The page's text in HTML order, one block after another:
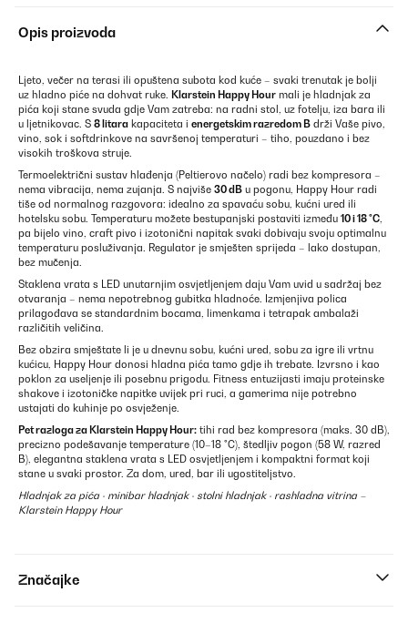
Opis proizvoda
Ljeto, večer na terasi ili opuštena subota kod kuće – svaki trenutak je bolji
uz hladno piće na dohvat ruke. Klarstein Happy Hour mali je hladnjak za
pića koji stane svuda gdje Vam zatreba: na radni stol, uz fotelju, iza bara ili
u ljetnikovac. S 8 litara kapaciteta i energetskim razredom B drži Vaše pivo,
vino, sok i softdrinkove na savršenoj temperaturi – tiho, pouzdano i bez
visokih troškova struje.
Termoelektrični sustav hlađenja (Peltierovo načelo) radi bez kompresora –
nema vibracija, nema zujanja. S najviše 30 dB u pogonu, Happy Hour radi
tiše od normalnog razgovora: idealno za spavaću sobu, kućni ured ili
hotelsku sobu. Temperaturu možete bestupanjski postaviti između 10 i 18 °C,
pa bijelo vino, craft pivo i izotonični napitak svaki dobivaju svoju optimalnu
temperaturu posluživanja. Regulator je smješten sprijeda – lako dostupan,
bez mučenja.
Staklena vrata s LED unutarnjim osvjetljenjem daju Vam uvid u sadržaj bez
otvaranja – nema nepotrebnog gubitka hladnoće. Izmjenjiva polica
prilagođava se standardnim bocama, limenkama i tetrapak ambalaži
različitih veličina.
Bez obzira smještate li je u dnevnu sobu, kućni ured, sobu za igre ili vrtnu
kućicu, Happy Hour donosi hladna pića tamo gdje ih trebate. Izvrsno i kao
poklon za useljenje ili posebnu prigodu. Fitness entuzijasti imaju proteinske
shakove i izotoničke napitke uvijek pri ruci, a gamerima nije potrebno
ustajati do kuhinje po osvježenje.
Pet razloga za Klarstein Happy Hour: tihi rad bez kompresora (maks. 30 dB),
precizno podešavanje temperature (10–18 °C), štedljiv pogon (58 W, razred
B), elegantna staklena vrata s LED osvjetljenjem i kompaktni format koji
stane u svaki prostor. Za dom, ured, bar ili ugostiteljstvo.
Hladnjak za pića · minibar hladnjak · stolni hladnjak · rashladna vitrina –
Klarstein Happy Hour
Značajke